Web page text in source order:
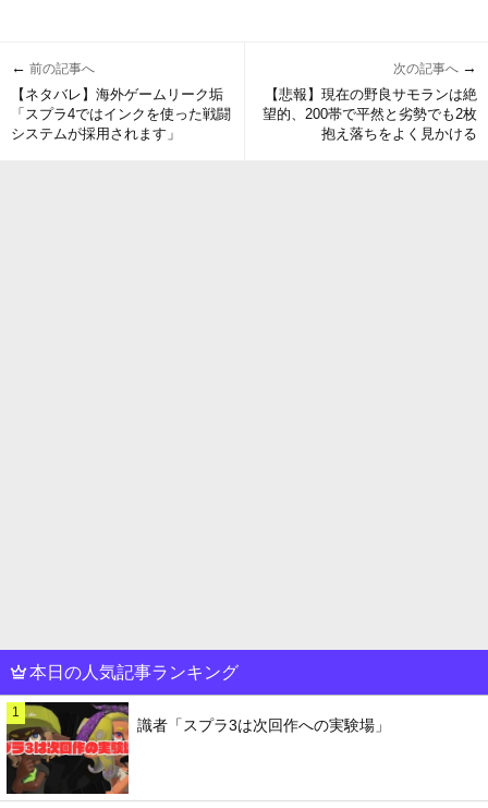
← 前の記事へ
【ネタバレ】海外ゲームリーク垢
「スプラ4ではインクを使った戦闘
システムが採用されます」
次の記事へ →
【悲報】現在の野良サモランは絶
望的、200帯で平然と劣勢でも2枚
抱え落ちをよく見かける
本日の人気記事ランキング
1
識者「スプラ3は次回作への実験場」